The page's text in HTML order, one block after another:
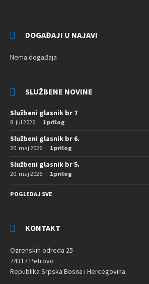
DOGAĐAJI U NAJAVI
Nema događaja
SLUŽBENE NOVINE
Službeni glasnik br 7
8. jul 2026. 1 prilog
Službeni glasnik br 6.
20. maj 2026. 1 prilog
Službeni glasnik br 5.
20. maj 2026. 1 prilog
POGLEDAJ SVE
KONTAKT
Ozrenskih odreda 25
74317 Petrovo
Republika Srpska Bosna i Hercegovina